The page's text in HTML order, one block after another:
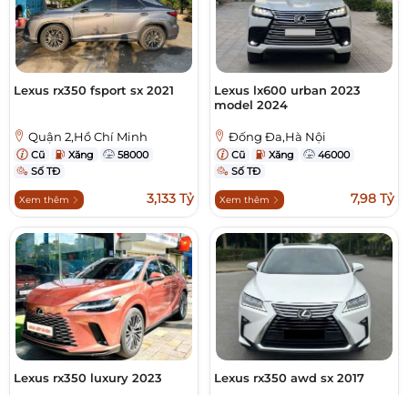
Lexus rx350 fsport sx 2021
Quận 2,Hồ Chí Minh
Cũ Xăng
58000
Số TĐ
Xem thêm 3,133 Tỷ
Lexus lx600 urban 2023
model 2024
Đống Đa,Hà Nội
Cũ Xăng
46000
Số TĐ
Xem thêm 7,98 Tỷ
Lexus rx350 luxury 2023 Lexus rx350 awd sx 2017